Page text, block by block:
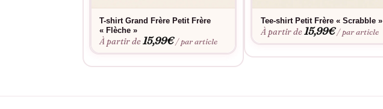
T-shirt Grand Frère Petit Frère
« Flèche »
À partir de15,99€ / par article
Tee-shirt Petit Frère « Scrabble »
À partir de15,99€ / par article